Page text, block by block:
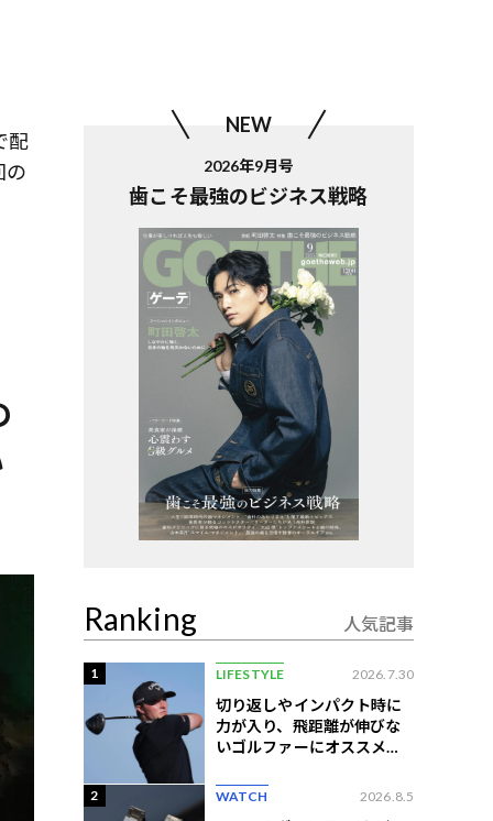
配
の
NEW
2026年9月号
歯こそ最強のビジネス戦略
Ranking 人気記事
1 LIFESTYLE 2026.7.30
切り返しやインパクト時に
力が入り、飛距離が伸びな
いゴルファーにオススメの
2 WATCH 2026.8.5